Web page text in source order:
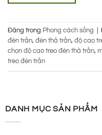
Đăng trong Phong cách sống
đèn trần, đèn thả trần, độ cao
chọn độ cao treo đèn thả trần,
treo đèn trần
DANH MỤC SẢN PHẨM